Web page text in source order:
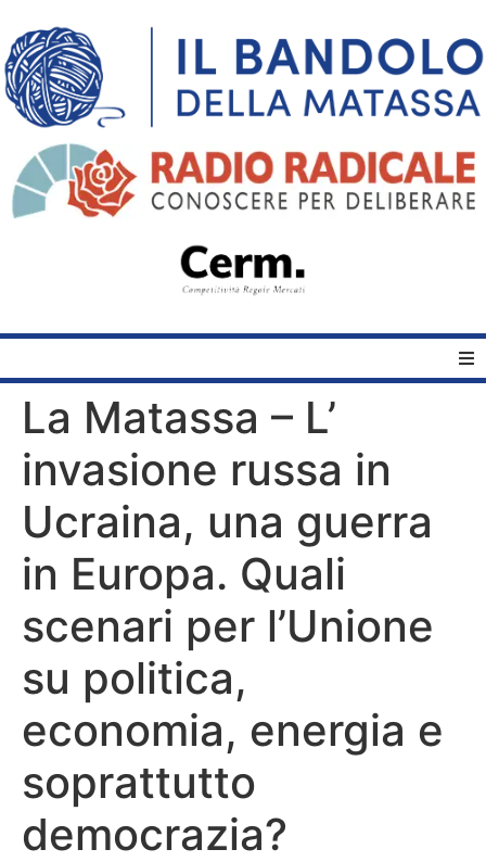
Home
Quelli del Bandolo
Bandolo
Connessioni
Fondazione CERM
La Matassa – L’
invasione russa in
Ucraina, una guerra
in Europa. Quali
scenari per l’Unione
su politica,
economia, energia e
soprattutto
democrazia?